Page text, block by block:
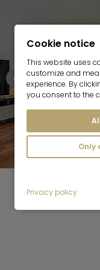
Mr.
Cookie notice
This website uses
customize and
experience. By
you consent to the
Only
Privacy policy